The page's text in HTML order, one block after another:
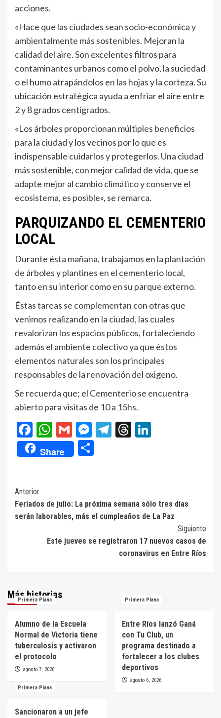
acciones.
«Hace que las ciudades sean socio-económica y
ambientalmente más sostenibles. Mejoran la
calidad del aire. Son excelentes filtros para
contaminantes urbanos como el polvo, la suciedad
o el humo atrapándolos en las hojas y la corteza. Su
ubicación estratégica ayuda a enfriar el aire entre
2 y 8 grados centígrados.
«Los árboles proporcionan múltiples beneficios
para la ciudad y los vecinos por lo que es
indispensable cuidarlos y protegerlos. Una ciudad
más sostenible, con mejor calidad de vida, que se
adapte mejor al cambio climático y conserve el
ecosistema, es posible», se remarca.
PARQUIZANDO EL CEMENTERIO
LOCAL
Durante ésta mañana, trabajamos en la plantación
de árboles y plantines en el cementerio local,
tanto en su interior como en su parque externo.
Éstas tareas se complementan con otras que
venimos realizando en la ciudad, las cuales
revalorizan los espacios públicos, fortaleciendo
además el ambiente colectivo ya que éstos
elementos naturales son los principales
responsables de la renovación del oxigeno.
Se recuerda que; el Cementerio se encuentra
abierto para visitas de 10 a 15hs.
Facebook
WhatsApp
GmailMessenger
Telegram
Threads
Share
Navegación
de
Anterior
Feriados de julio: La próxima semana sólo tres días
serán laborables, más el cumpleaños de La Paz
Siguiente
Este jueves se registraron 17 nuevos casos de
coronavirus en Entre Ríos
Más historias
Primera Plana
Alumno de la Escuela
Normal de Victoria tiene
tuberculosis y activaron
el protocolo
agosto 7, 2026
Primera Plana
Entre Ríos lanzó Ganá
con Tu Club, un
programa destinado a
fortalecer a los clubes
deportivos
agosto 6, 2026
Primera Plana
Sancionaron a un jefe